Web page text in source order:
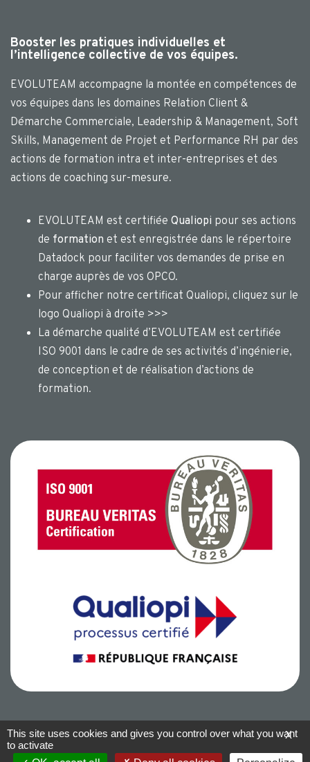
Booster les pratiques individuelles et
l’intelligence collective de vos équipes.
EVOLUTEAM accompagne la montée en compétences de
vos équipes dans les domaines Relation Client &
Démarche Commerciale, Leadership & Management, Soft
Skills, Management de Projet et Performance RH par des
actions de formation intra et inter-entreprises et des
actions de coaching sur-mesure.
EVOLUTEAM est certifiée Qualiopi pour ses actions
de formation et est enregistrée dans le répertoire
Datadock pour faciliter vos demandes de prise en
charge auprès de vos OPCO.
Pour afficher notre certificat Qualiopi, cliquez sur le
logo Qualiopi à droite >>>
La démarche qualité d’EVOLUTEAM est certifiée
ISO 9001 dans le cadre de ses activités d’ingénierie,
de conception et de réalisation d’actions de
formation.
Conditions Générales de Vente
cookies –Blog
X
This site uses cookies and gives you control over what you want
to activate